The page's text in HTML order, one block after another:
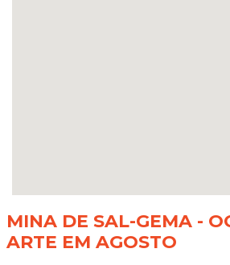
MINA DE SAL-GEMA -
ARTE EM AGOSTO